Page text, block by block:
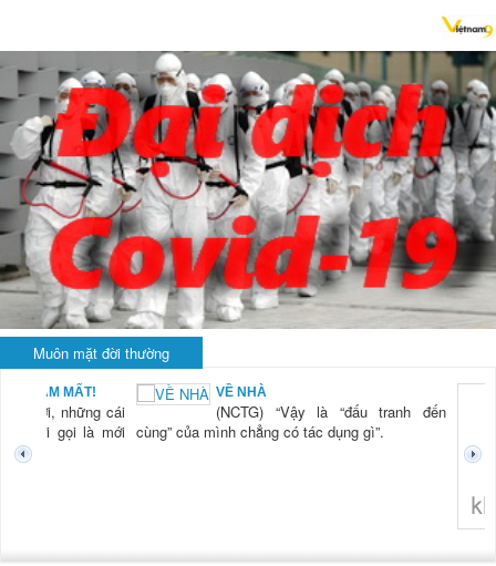
Muôn mặt đời thường
NAM MẤT!
“Xời, những cái
mới gọi là mới
VỀ NHÀ
(NCTG) “Vậy là “đấu tranh đến
cùng” của mình chẳng có tác dụng gì”.